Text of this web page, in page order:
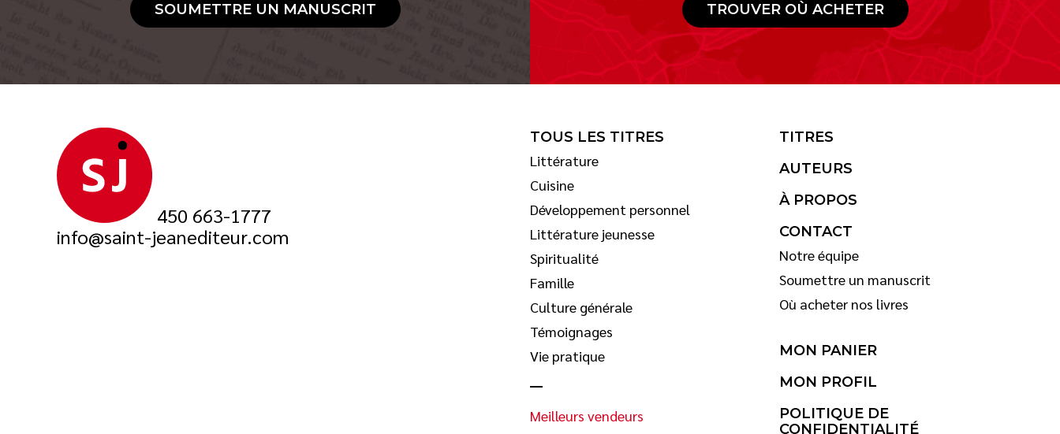
SOUMETTRE UN MANUSCRIT TROUVER OÙ ACHETER
450 663-1777
info@saint-jeanediteur.com
TOUS LES TITRES
Littérature
Cuisine
Développement personnel
Littérature jeunesse
Spiritualité
Famille
Culture générale
Témoignages
Vie pratique
Meilleurs vendeurs
TITRES
AUTEURS
À PROPOS
CONTACT
Notre équipe
Soumettre un manuscrit
Où acheter nos livres
MON PANIER
MON PROFIL
POLITIQUE DE
CONFIDENTIALITÉ